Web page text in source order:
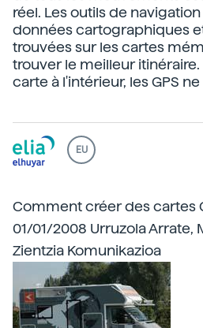
réel. Les outils de
données cartographiques
trouvées sur les cartes
trouver le meilleur itinéraire.
carte à l'intérieur, les GPS
EU
Comment créer des cartes
01/01/2008 Urruzola Arrate,
Zientzia Komunikazioa